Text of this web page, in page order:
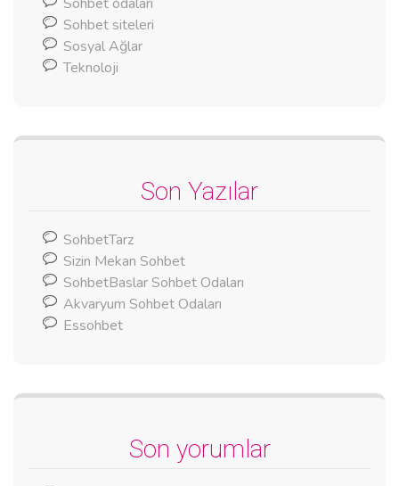
Sohbet siteleri
Sosyal Ağlar
Teknoloji
Son Yazılar
SohbetTarz
Sizin Mekan Sohbet
SohbetBaslar Sohbet Odaları
Akvaryum Sohbet Odaları
Essohbet
Son yorumlar